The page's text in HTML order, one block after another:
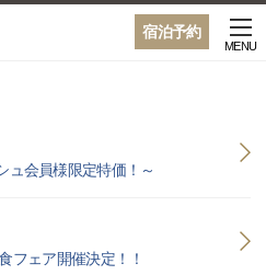
宿泊予約
MENU
ュ会員様限定特価！～
フェア開催決定！！